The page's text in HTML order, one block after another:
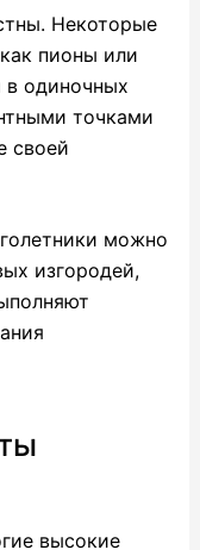
Некоторые
пионы или
в одиночных
точками
своей
можно
изгородей,
высокие